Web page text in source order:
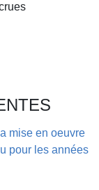
mise en oeuvre
pour les années